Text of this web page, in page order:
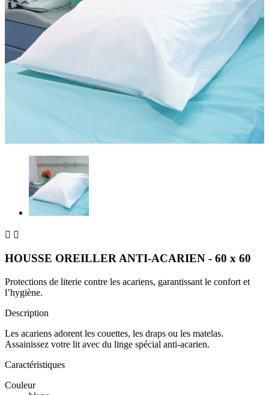
 
HOUSSE OREILLER ANTI-ACARIEN - 60 x 60
Protections de literie contre les acariens, garantissant le confort et
l’hygiène.
Description
Les acariens adorent les couettes, les draps ou les matelas.
Assainissez votre lit avec du linge spécial anti-acarien.
Caractéristiques
Couleur